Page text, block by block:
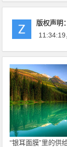
版权声明
11:34:19
“银耳面膜”里的供